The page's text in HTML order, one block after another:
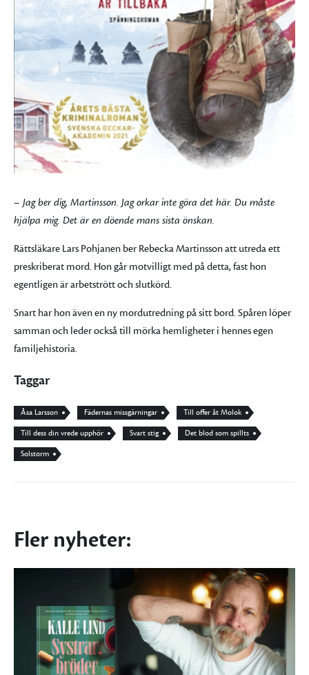
– Jag ber dig, Martinsson. Jag orkar inte göra det här. Du måste
hjälpa mig. Det är en döende mans sista önskan.
Rättsläkare Lars Pohjanen ber Rebecka Martinsson att utreda ett
preskriberat mord. Hon går motvilligt med på detta, fast hon
egentligen är arbetstrött och slutkörd.
Snart har hon även en ny mordutredning på sitt bord. Spåren löper
samman och leder också till mörka hemligheter i hennes egen
familjehistoria.
Taggar
Åsa Larsson Fädernas missgärningar
Till offer åt Molok
Till dess din vrede upphör
Svart stig
Det blod som spillts
Solstorm
Fler nyheter: